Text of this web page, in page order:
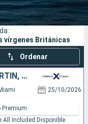
Compañías
vírgenes Británicas
Ordenar
REPÚBLICA DOMINICANA, SAN MARTÍN, ESTADOS UNIDOS
25/10/2026
Premium
All Included Disponible